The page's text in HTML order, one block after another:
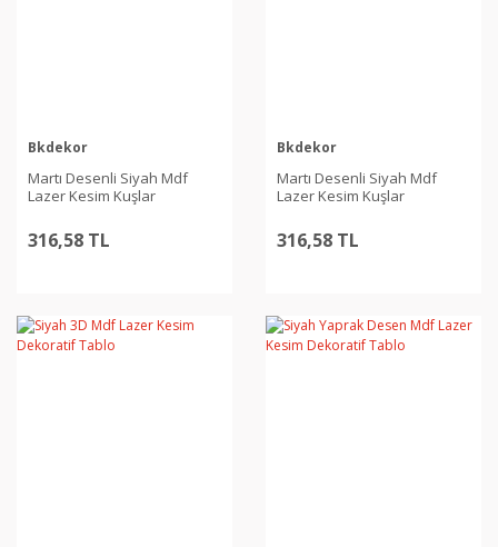
Bkdekor
Martı Desenli Siyah Mdf
Lazer Kesim Kuşlar
316,58 TL
Bkdekor
Martı Desenli Siyah Mdf
Lazer Kesim Kuşlar
316,58 TL